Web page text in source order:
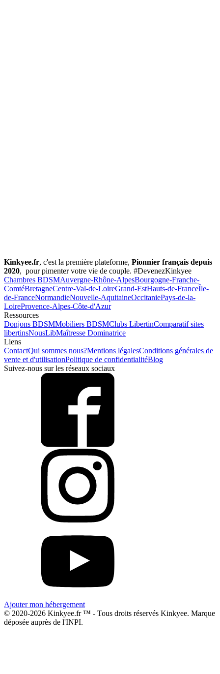
Kinkyee.fr, c'est la première plateforme, Pionnier français depuis
2020, pour pimenter votre vie de couple. #DevenezKinkyee
Chambres BDSMAuvergne-Rhône-AlpesBourgogne-Franche-
ComtéBretagneCentre-Val-de-LoireGrand-EstHauts-de-FranceÎle-
de-FranceNormandieNouvelle-AquitaineOccitaniePays-de-la-
LoireProvence-Alpes-Côte-d'Azur
Ressources
Donjons BDSMMobiliers BDSMClubs LibertinComparatif sites
libertinsNousLibMaîtresse Dominatrice
Liens
ContactQui sommes nous?Mentions légalesConditions générales de
vente et d'utilisationPolitique de confidentialitéBlog
Suivez-nous sur les réseaux sociaux
Ajouter mon hébergement
© 2020-2026 Kinkyee.fr ™ - Tous droits réservés Kinkyee. Marque
déposée auprès de l'INPI.